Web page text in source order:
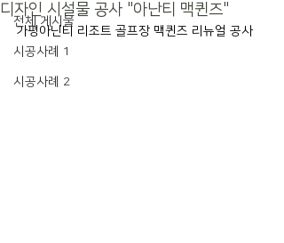
전체 게시물
시공사례 1
시공사례 2
디자인 시설물 공사 "아난티 맥퀸즈"
가평아닌티 리조트 골프장 맥퀸즈 리뉴얼 공사